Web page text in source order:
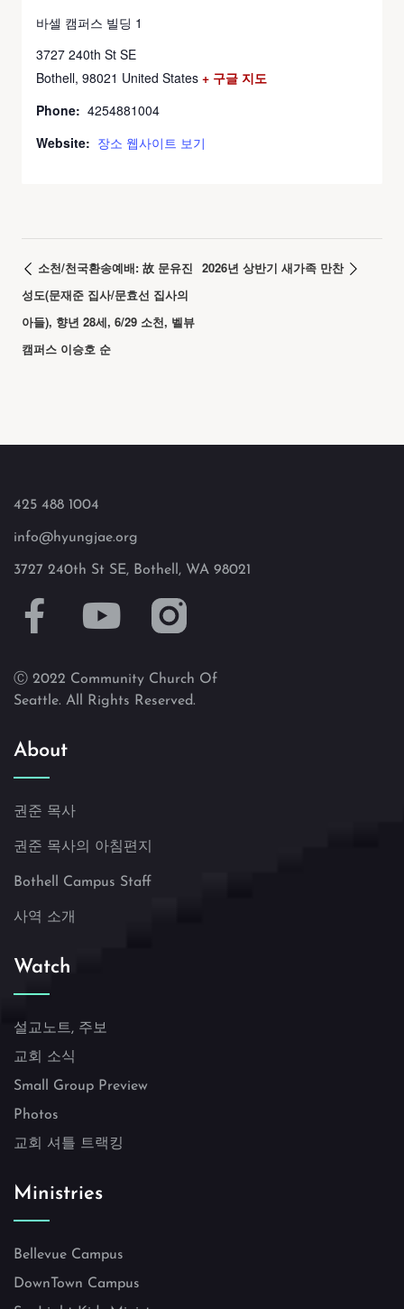
바셀 캠퍼스 빌딩 1
3727 240th St SE
Bothell, 98021 United States + 구글 지도
Phone: 4254881004
Website: 장소 웹사이트 보기
소천/천국환송예배: 故 문유진
성도(문재준 집사/문효선 집사의
아들), 향년 28세, 6/29 소천, 벨뷰
캠퍼스 이승호 순
2026년 상반기 새가족 만찬
425 488 1004
info@hyungjae.org
3727 240th St SE, Bothell, WA 98021
Ⓒ 2022 Community Church Of
Seattle. All Rights Reserved.
About
권준 목사
권준 목사의 아침편지
Bothell Campus Staff
사역 소개
Watch
설교노트, 주보
교회 소식
Small Group Preview
Photos
교회 셔틀 트랙킹
Ministries
Bellevue Campus
DownTown Campus